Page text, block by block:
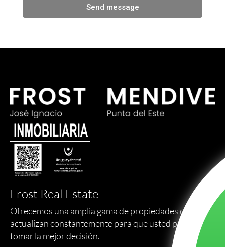
Send message
Frost Real Estate
Ofrecemos una amplia gama de propiedades que se
actualizan constantemente para que usted pueda
tomar la mejor decisión.